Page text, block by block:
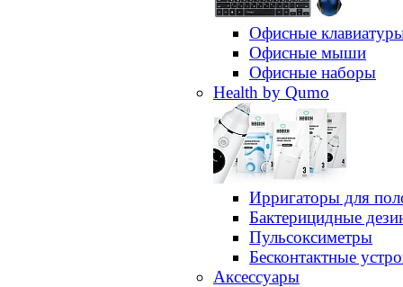
Офисные
Офисные мыши
Офисные наборы
Health by Qumo
Ирригаторы для
Бактерицидные
Пульсоксиметры
Бесконтактные
Аксессуары